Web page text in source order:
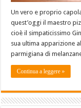
Un vero e proprio
quest’oggi il maestro
cioè il simpaticissimo
sua ultima apparizione
parmigiana di
Continua a leggere »